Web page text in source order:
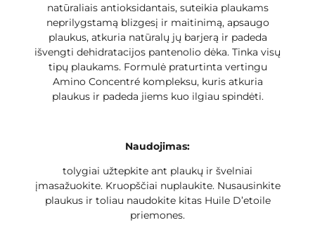
natūraliais antioksidantais, suteikia plaukams
neprilygstamą blizgesį ir maitinimą, apsaugo
plaukus, atkuria natūralų jų barjerą ir padeda
išvengti dehidratacijos pantenolio dėka. Tinka visų
tipų plaukams. Formulė praturtinta vertingu
Amino Concentré kompleksu, kuris atkuria
plaukus ir padeda jiems kuo ilgiau spindėti.
Naudojimas:
tolygiai užtepkite ant plaukų ir švelniai
įmasažuokite. Kruopščiai nuplaukite. Nusausinkite
plaukus ir toliau naudokite kitas Huile D’etoile
priemones.